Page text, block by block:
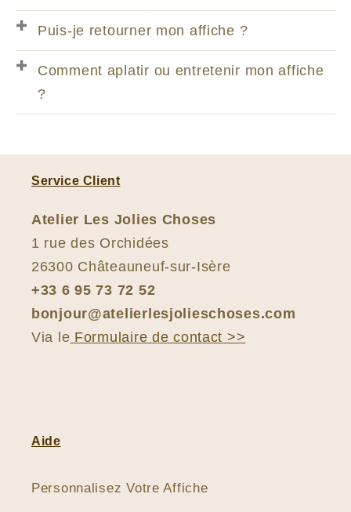
Puis-je retourner mon affiche ?
Comment aplatir ou entretenir mon affiche
?
Service Client
Atelier Les Jolies Choses
1 rue des Orchidées
26300 Châteauneuf-sur-Isère
+33 6 95 73 72 52
bonjour@atelierlesjolieschoses.com
Via le Formulaire de contact >>
Aide
Personnalisez Votre Affiche